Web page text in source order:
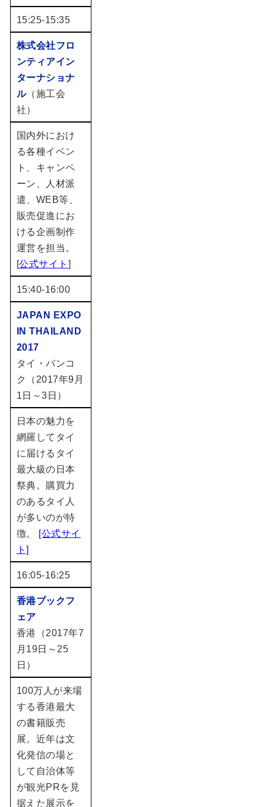
15:25-15:35
株式会社フロ
ンティアイン
ターナショナ
ル（施工会
社）
国内外におけ
る各種イベン
ト、キャンペ
ーン、人材派
遣、WEB等、
販売促進にお
ける企画制作
運営を担当。
[公式サイト ]
15:40-16:00
JAPAN EXPO
IN THAILAND
2017
タイ・バンコ
ク（2017年9月
1日～3日）
日本の魅力を
網羅してタイ
に届けるタイ
最大級の日本
祭典。購買力
のあるタイ人
が多いのが特
徴。
[公式サイ
ト]
16:05-16:25
香港ブックフ
ェア
香港（2017年7
月19日～25
日）
100万人が来場
する香港最大
の書籍販売
展。近年は文
化発信の場と
して自治体等
が観光PRを見
据えた展示を